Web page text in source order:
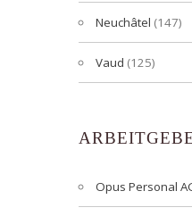
Neuchâtel (147)
Vaud (125)
Opus Personal